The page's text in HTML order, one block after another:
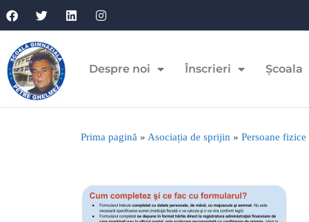
Despre noi Înscrieri Școala
Prima pagină » Asociația de sprijin » Persoane